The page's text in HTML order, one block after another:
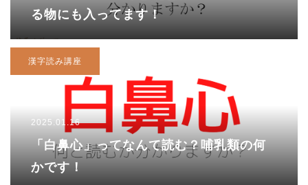
る物にも入ってます！
漢字読み講座
2025.01.16
「白鼻心」ってなんて読む？哺乳類の何
かです！